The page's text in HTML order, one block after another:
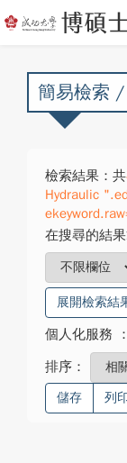
簡易檢索
檢索結果：共
Hydraulic
在搜尋的結
展開檢索結
個人化服務 ：
排序：
儲存 列